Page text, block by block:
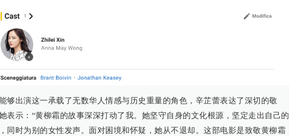
够出演这一承载了无数华人情感与历史重量的角色，辛芷蕾表达了深切的敬
表示：“黄柳霜的故事深深打动了我。她坚守自身的文化根源，坚定走出自己的
同时为别的女性发声。面对困境和怀疑，她从不退却。这部电影是致敬黄柳霜